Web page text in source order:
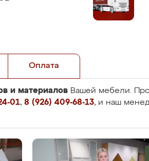
Оплата
и материалов Вашей мебели.
01, 8 (926) 409-68-13, и наш